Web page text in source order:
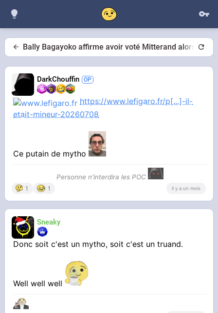
Bally Bagayoko affirme avoir voté Mitterand alors qu'il
DarkChouffin
https://www.lefigaro.fr/p[...]-il-
etait-mineur-20260708
Ce putain de mytho
Personne n'interdira les POC
1 1 il y a un mois
Sneaky
Donc soit c'est un mytho, soit c'est un truand.
Well well well